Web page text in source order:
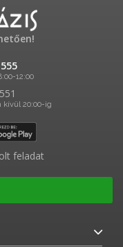
12:00
20:00-ig
feladat